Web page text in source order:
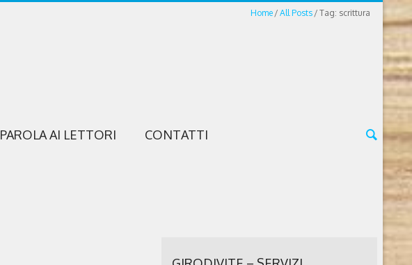
Home All Posts Tag: scrittura
PAROLA AI LETTORI CONTATTI